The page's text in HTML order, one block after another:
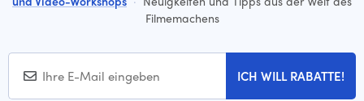
Filmemachens
ICH WILL RABATTE!